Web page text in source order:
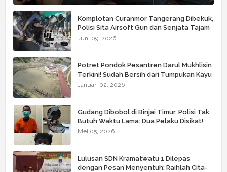
Komplotan Curanmor Tangerang Dibekuk,
Polisi Sita Airsoft Gun dan Senjata Tajam
Juni 09, 2026
Potret Pondok Pesantren Darul Mukhlisin
Terkini! Sudah Bersih dari Tumpukan Kayu
Januari 02, 2026
Gudang Dibobol di Binjai Timur, Polisi Tak
Butuh Waktu Lama: Dua Pelaku Disikat!
Mei 05, 2026
Lulusan SDN Kramatwatu 1 Dilepas
dengan Pesan Menyentuh: Raihlah Cita-